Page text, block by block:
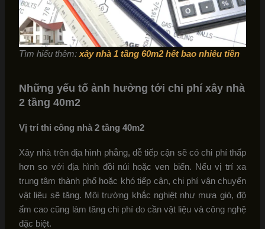
Tìm hiểu thêm:xây nhà 1 tầng 60m2 hết bao nhiêu tiền
Những yếu tố ảnh hưởng tới chi phí xây nhà
2 tầng 40m2
Vị trí thi công nhà 2 tầng 40m2
Xây nhà trên địa hình phẳng, dễ tiếp cận sẽ có chi phí thấp
hơn so với địa hình đồi núi hoặc ven biển. Nếu vị trí xa
trung tâm thành phố hoặc khó tiếp cận, chi phí vận chuyển
vật liệu sẽ tăng. Môi trường khắc nghiệt như mưa gió, độ
ẩm cao cũng làm tăng chi phí do cần vật liệu và công nghệ
đặc biệt.